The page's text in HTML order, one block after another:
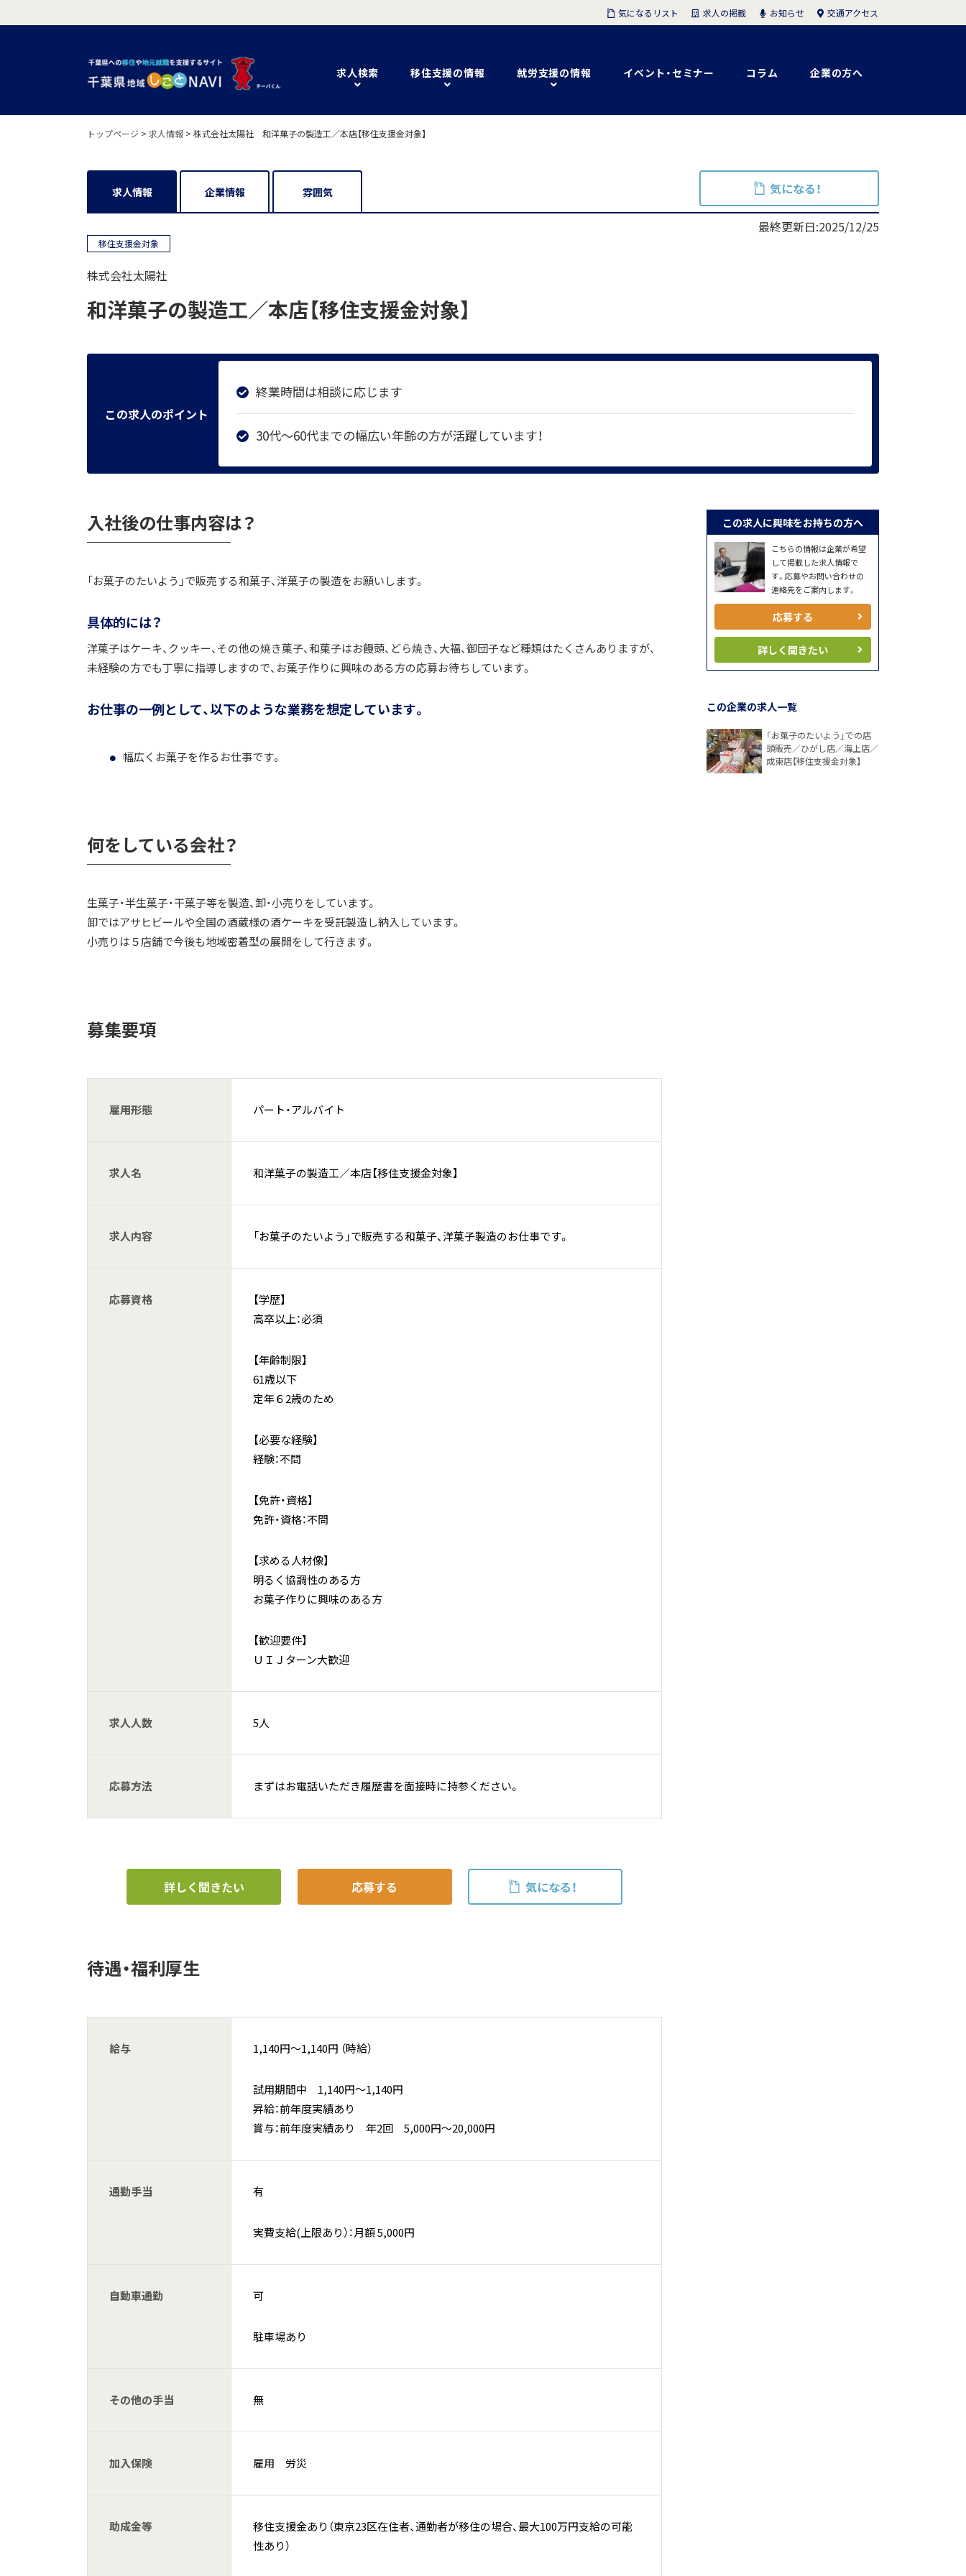
求人検索 移住支援の情報 就労支援の情報 イベント・セミナー コラム 企業の方へ
気になるリスト 求人の掲載 お知らせ 交通アクセス
トップページ > 求人情報 > 株式会社太陽社 和洋菓子の製造工／本店【移住支援金対象】
求人情報 企業情報 雰囲気 気になる！
最終更新日:2025/12/25
移住支援金対象
株式会社太陽社
和洋菓子の製造工／本店【移住支援金対象】
この求人のポイント
終業時間は相談に応じます
30代～60代までの幅広い年齢の方が活躍しています！
入社後の仕事内容は？
「お菓子のたいよう」で販売する和菓子、洋菓子の製造をお願いします。
具体的には？
洋菓子はケーキ、クッキー、その他の焼き菓子、和菓子はお饅頭、どら焼き、大福、御団子など種類はたくさんありますが、
未経験の方でも丁寧に指導しますので、お菓子作りに興味のある方の応募お待ちしています。
お仕事の一例として、以下のような業務を想定しています。
幅広くお菓子を作るお仕事です。
何をしている会社？
生菓子・半生菓子・干菓子等を製造、卸・小売りをしています。
卸ではアサヒビールや全国の酒蔵様の酒ケーキを受託製造し納入しています。
小売りは５店舗で今後も地域密着型の展開をして行きます。
募集要項
雇用形態 パート・アルバイト
求人名 和洋菓子の製造工／本店【移住支援金対象】
求人内容 「お菓子のたいよう」で販売する和菓子、洋菓子製造のお仕事です。
応募資格
【学歴】
高卒以上：必須
【年齢制限】
61歳以下
定年６2歳のため
【必要な経験】
経験：不問
【免許・資格】
免許・資格：不問
【求める人材像】
明るく協調性のある方
お菓子作りに興味のある方
【歓迎要件】
ＵＩＪターン大歓迎
求人人数 5人
応募方法 まずはお電話いただき履歴書を面接時に持参ください。
詳しく聞きたい 応募する 気になる！
待遇・福利厚生
給与 1,140円〜1,140円 （時給）
試用期間中 1,140円〜1,140円
昇給：前年度実績あり
賞与：前年度実績あり 年2回 5,000円～20,000円
通勤手当 有
実費支給(上限あり）：月額 5,000円
自動車通勤 可
駐車場あり
その他の手当 無
加入保険 雇用 労災
助成金等
移住支援金あり（東京23区在住者、通勤者が移住の場合、最大100万円支給の可能
性あり）
この求人に興味をお持ちの方へ
こちらの情報は企業が希望
して掲載した求人情報で
す。応募やお問い合わせの
連絡先をご案内します。
応募する
詳しく聞きたい
この企業の求人一覧
「お菓子のたいよう」での店
頭販売／ひがし店／海上店／
成東店【移住支援金対象】